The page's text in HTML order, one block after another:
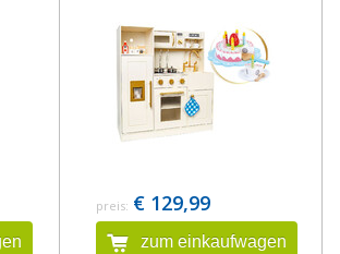
preis: € 129,99
zum einkaufwagen